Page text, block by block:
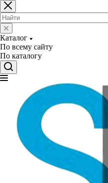
Каталог
По всему сайту
По каталогу